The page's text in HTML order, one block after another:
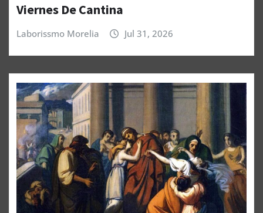
Viernes De Cantina
Laborissmo Morelia Jul 31, 2026